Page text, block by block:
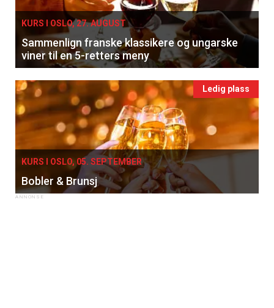
KURS I OSLO, 27. AUGUST
Sammenlign franske klassikere og ungarske
viner til en 5-retters meny
Ledig plass
KURS I OSLO, 05. SEPTEMBER
Bobler & Brunsj